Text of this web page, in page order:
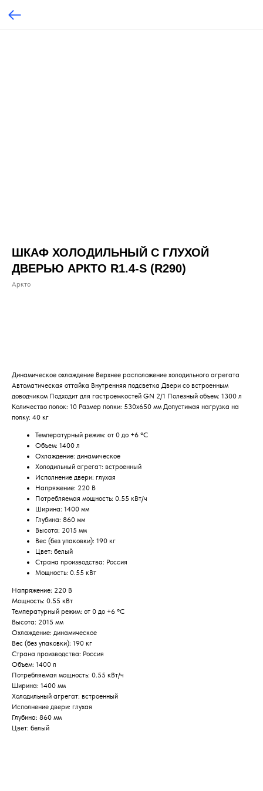
ШКАФ ХОЛОДИЛЬНЫЙ С ГЛУХОЙ
ДВЕРЬЮ АРКТО R1.4-S (R290)
Аркто
Динамическое охлаждение Верхнее расположение холодильного агрегата
Автоматическая оттайка Внутренняя подсветка Двери со встроенным
доводчиком Подходит для гастроемкостей GN 2/1 Полезный объем: 1300 л
Количество полок: 10 Размер полки: 530х650 мм Допустимая нагрузка на
полку: 40 кг
Температурный режим: от 0 до +6 °C
Объем: 1400 л
Охлаждение: динамическое
Холодильный агрегат: встроенный
Исполнение двери: глухая
Напряжение: 220 В
Потребляемая мощность: 0.55 кВт/ч
Ширина: 1400 мм
Глубина: 860 мм
Высота: 2015 мм
Вес (без упаковки): 190 кг
Цвет: белый
Страна производства: Россия
Мощность: 0.55 кВт
Напряжение: 220 В
Мощность: 0.55 кВт
Температурный режим: от 0 до +6 °C
Высота: 2015 мм
Охлаждение: динамическое
Вес (без упаковки): 190 кг
Страна производства: Россия
Объем: 1400 л
Потребляемая мощность: 0.55 кВт/ч
Ширина: 1400 мм
Холодильный агрегат: встроенный
Исполнение двери: глухая
Глубина: 860 мм
Цвет: белый